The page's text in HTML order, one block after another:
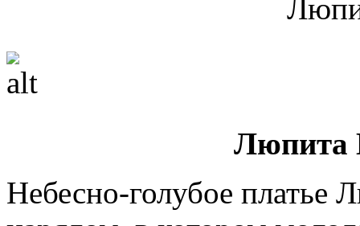
Люпита
Небесно-голубое